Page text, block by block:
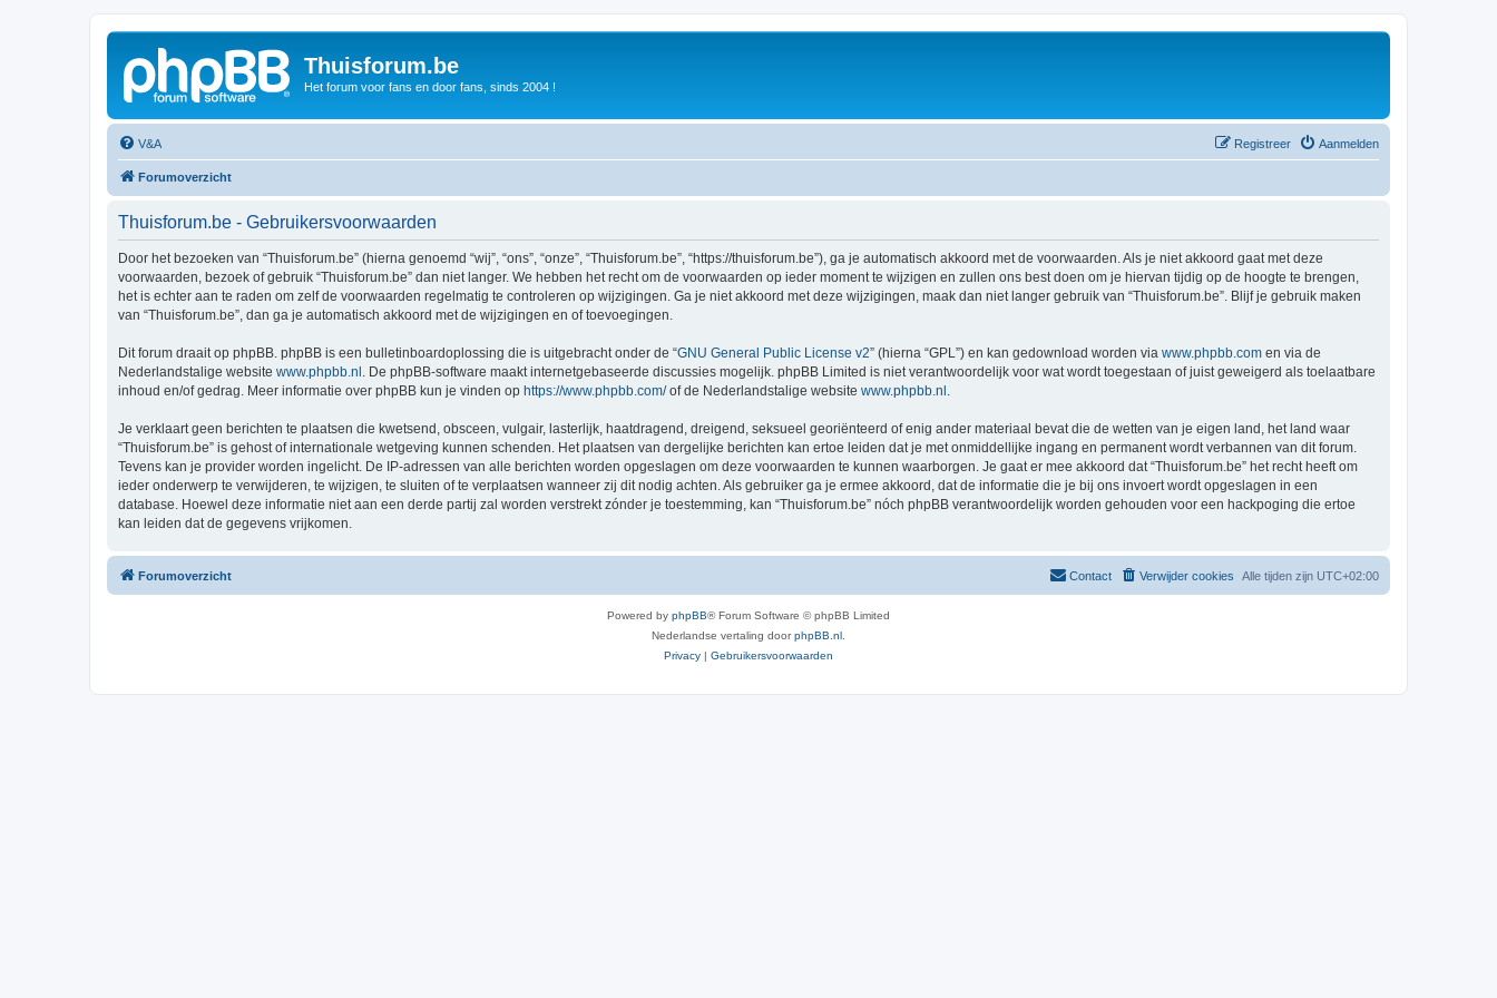
Thuisforum.be
Het forum voor fans en door fans, sinds 2004 !
V&A Aanmelden
Registreer
Forumoverzicht
Thuisforum.be - Gebruikersvoorwaarden
Door het bezoeken van “Thuisforum.be” (hierna genoemd “wij”, “ons”, “onze”, “Thuisforum.be”, “https://thuisforum.be”), ga je automatisch akkoord met de voorwaarden. Als je niet akkoord gaat met deze
voorwaarden, bezoek of gebruik “Thuisforum.be” dan niet langer. We hebben het recht om de voorwaarden op ieder moment te wijzigen en zullen ons best doen om je hiervan tijdig op de hoogte te brengen,
het is echter aan te raden om zelf de voorwaarden regelmatig te controleren op wijzigingen. Ga je niet akkoord met deze wijzigingen, maak dan niet langer gebruik van “Thuisforum.be”. Blijf je gebruik maken
van “Thuisforum.be”, dan ga je automatisch akkoord met de wijzigingen en of toevoegingen.
Dit forum draait op phpBB. phpBB is een bulletinboardoplossing die is uitgebracht onder de “GNU General Public License v2” (hierna “GPL”) en kan gedownload worden via www.phpbb.com en via de
Nederlandstalige website www.phpbb.nl . De phpBB-software maakt internetgebaseerde discussies mogelijk. phpBB Limited is niet verantwoordelijk voor wat wordt toegestaan of juist geweigerd als toelaatbare
inhoud en/of gedrag. Meer informatie over phpBB kun je vinden op https://www.phpbb.com/of de Nederlandstalige website www.phpbb.nl
Je verklaart geen berichten te plaatsen die kwetsend, obsceen, vulgair, lasterlijk, haatdragend, dreigend, seksueel georiënteerd of enig ander materiaal bevat die de wetten van je eigen land, het land waar
“Thuisforum.be” is gehost of internationale wetgeving kunnen schenden. Het plaatsen van dergelijke berichten kan ertoe leiden dat je met onmiddellijke ingang en permanent wordt verbannen van dit forum.
Tevens kan je provider worden ingelicht. De IP-adressen van alle berichten worden opgeslagen om deze voorwaarden te kunnen waarborgen. Je gaat er mee akkoord dat “Thuisforum.be” het recht heeft om
ieder onderwerp te verwijderen, te wijzigen, te sluiten of te verplaatsen wanneer zij dit nodig achten. Als gebruiker ga je ermee akkoord, dat de informatie die je bij ons invoert wordt opgeslagen in een
database. Hoewel deze informatie niet aan een derde partij zal worden verstrekt zónder je toestemming, kan “Thuisforum.be” nóch phpBB verantwoordelijk worden gehouden voor een hackpoging die ertoe
kan leiden dat de gegevens vrijkomen.
Forumoverzicht Alle tijden zijn UTC+02:00
Verwijder cookies
Contact
Powered by phpBB® Forum Software © phpBB Limited
Nederlandse vertaling doorphpBB.nl
Privacy | Gebruikersvoorwaarden